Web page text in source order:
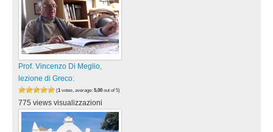
Prof. Vincenzo Di Meglio,
lezione di Greco:
(1 votes, average: 5,00 out of 5)
775 views visualizzazioni